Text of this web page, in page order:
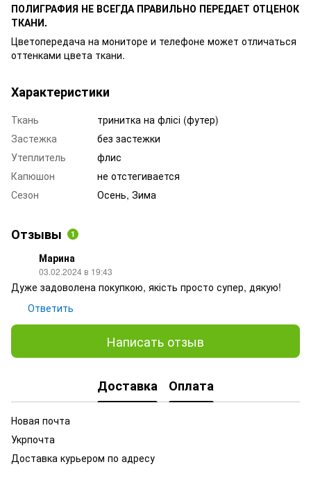
ПОЛИГРАФИЯ НЕ ВСЕГДА ПРАВИЛЬНО ПЕРЕДАЕТ ОТЦЕНОК
ТКАНИ.
Цветопередача на мониторе и телефоне может отличаться
оттенками цвета ткани.
Характеристики
Ткань
тринитка на флісі (футер)
Застежка
без застежки
Утеплитель
флис
Капюшон
не отстегивается
Сезон
Осень, Зима
Отзывы 1
Марина
03.02.2024 в 19:43
Дуже задоволена покупкою, якість просто супер, дякую!
Ответить
Написать отзыв
Доставка Оплата
Новая почта
Укрпочта
Доставка курьером по адресу